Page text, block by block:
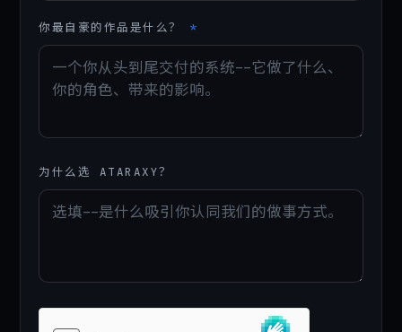
你最自豪的作品是什么？ *
为什么选 ATARAXY？